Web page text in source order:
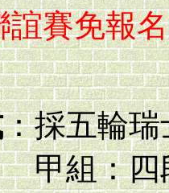
免報名
：採五輪
甲組：四